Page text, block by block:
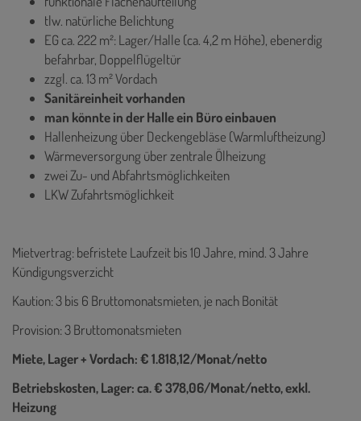
tlw. natürliche Belichtung
EG ca. 222 m²: Lager/Halle (ca. 4,2 m Höhe), ebenerdig
befahrbar, Doppelflügeltür
zzgl. ca. 13 m² Vordach
Sanitäreinheit vorhanden
man könnte in der Halle ein Büro einbauen
Hallenheizung über Deckengebläse (Warmluftheizung)
Wärmeversorgung über zentrale Ölheizung
zwei Zu- und Abfahrtsmöglichkeiten
LKW Zufahrtsmöglichkeit
Mietvertrag: befristete Laufzeit bis 10 Jahre, mind. 3 Jahre
Kündigungsverzicht
Kaution: 3 bis 6 Bruttomonatsmieten, je nach Bonität
Provision: 3 Bruttomonatsmieten
Miete, Lager + Vordach: € 1.818,12/Monat/netto
Betriebskosten, Lager: ca. € 378,06/Monat/netto, exkl.
Heizung